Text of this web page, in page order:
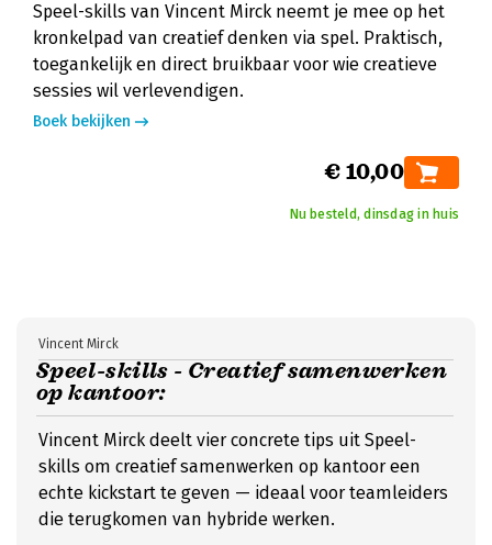
Speel-skills van Vincent Mirck neemt je mee op het
kronkelpad van creatief denken via spel. Praktisch,
toegankelijk en direct bruikbaar voor wie creatieve
sessies wil verlevendigen.
Boek bekijken
€ 10,00
Nu besteld, dinsdag in huis
Speel-skills - Creatief samenwerken
op kantoor:
Vincent Mirck
Vincent Mirck deelt vier concrete tips uit Speel-
skills om creatief samenwerken op kantoor een
echte kickstart te geven — ideaal voor teamleiders
die terugkomen van hybride werken.